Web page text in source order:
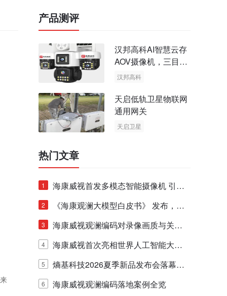
产品测评
汉邦高科AI智慧云存
AOV摄像机，三目太
阳能多摄球机
汉邦高科
太阳能多摄球机
天启低轨卫星物联网
通用网关
天启卫星
热门文章
1
海康威视首发多模态智能摄像机 引领
摄像机从“看得懂”到“能对话、能干活”
2
《海康观澜大模型白皮书》 发布，全
面呈现观澜大模型技术体系
3
海康威视观澜编码对录像画质与关键
帧质量的影响详解
4
海康威视首次亮相世界人工智能大
会，全方位展示观澜大模型技术体系
5
熵基科技2026夏季新品发布会落幕，
引领空间智能迈入AI Agent时代
6 海康威视观澜编码落地案例全览